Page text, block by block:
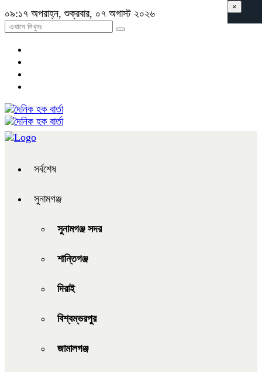
০৯:১৭ অপরাহ্ন, শুক্রবার, ০৭ অগাস্ট ২০২৬
সর্বশেষ
সুনামগঞ্জ
সুনামগঞ্জ সদর
শান্তিগঞ্জ
দিরাই
বিশ্বম্ভরপুর
জামালগঞ্জ
×